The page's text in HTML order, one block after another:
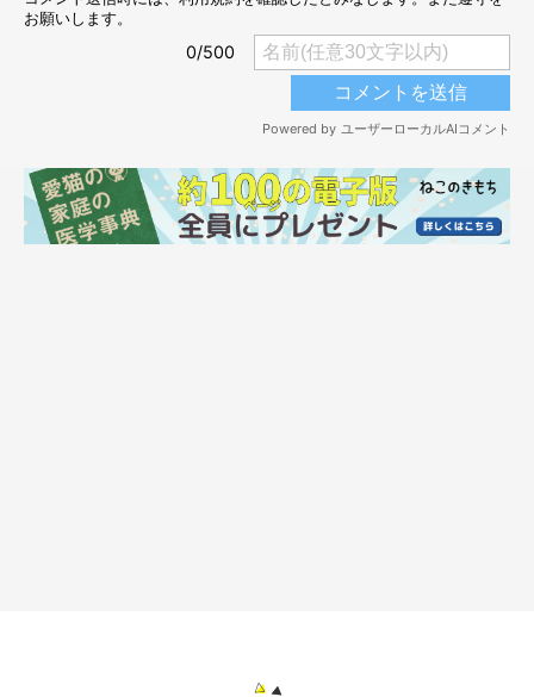
て！」と教えてくれました。
最初のころは紙や布でつくった複数パターンのモックをブリ丸に
つけてもらって大きさのバランスや、着けた時の美しさも検討し